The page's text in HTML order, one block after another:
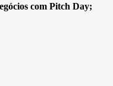
com Pitch Day;